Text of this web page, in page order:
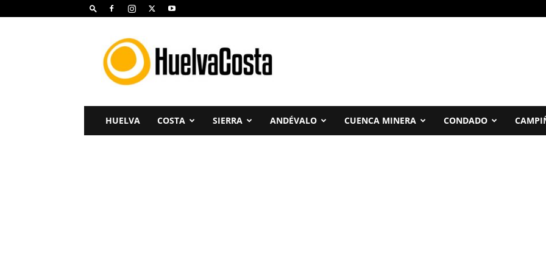
Huelva
Costa
HUELVA COSTA SIERRA ANDÉVALO CUENCA MINERA CONDADO